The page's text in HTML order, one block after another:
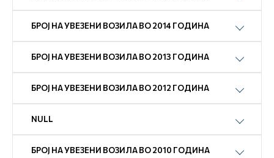
БРОЈ НА УВЕЗЕНИ ВОЗИЛА ВО 2014 ГОДИНА
БРОЈ НА УВЕЗЕНИ ВОЗИЛА ВО 2013 ГОДИНА
БРОЈ НА УВЕЗЕНИ ВОЗИЛА ВО 2012 ГОДИНА
NULL
БРОЈ НА УВЕЗЕНИ ВОЗИЛА ВО 2010 ГОДИНА